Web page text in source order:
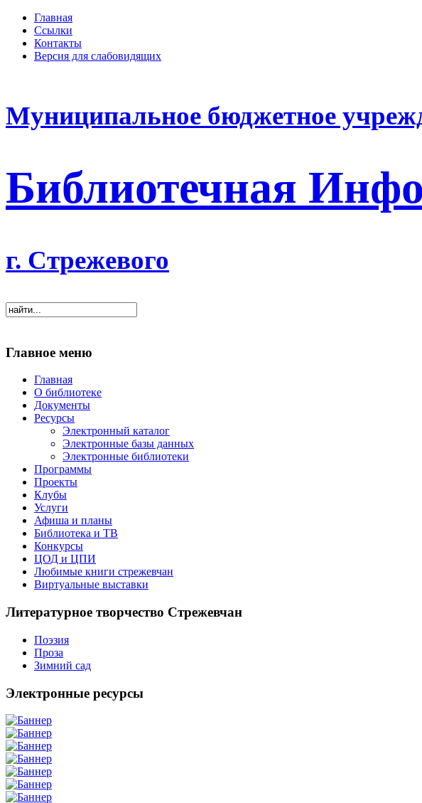
Главная
Ссылки
Контакты
Версия для слабовидящих
Муниципальное бюджетное
Библиотечная
г. Стрежевого
Главное меню
Главная
О библиотеке
Документы
Ресурсы
Электронный каталог
Электронные базы данных
Электронные библиотеки
Программы
Проекты
Клубы
Услуги
Афиша и планы
Библиотека и ТВ
Конкурсы
ЦОД и ЦПИ
Любимые книги стрежевчан
Виртуальные выставки
Литературное творчество Стрежевчан
Поэзия
Проза
Зимний сад
Электронные ресурсы